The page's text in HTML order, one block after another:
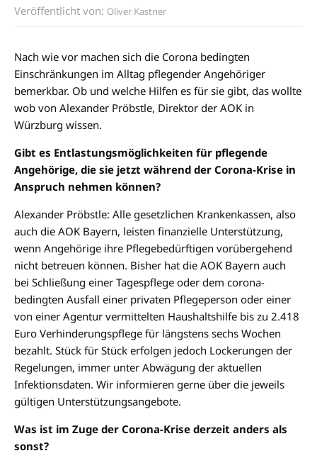
Veröffentlicht von: Oliver Kastner
Nach wie vor machen sich die Corona bedingten
Einschränkungen im Alltag pflegender Angehöriger
bemerkbar. Ob und welche Hilfen es für sie gibt, das wollte
wob von Alexander Pröbstle, Direktor der AOK in
Würzburg wissen.
Gibt es Entlastungsmöglichkeiten für pflegende
Angehörige, die sie jetzt während der Corona-Krise in
Anspruch nehmen können?
Alexander Pröbstle: Alle gesetzlichen Krankenkassen, also
auch die AOK Bayern, leisten finanzielle Unterstützung,
wenn Angehörige ihre Pflegebedürftigen vorübergehend
nicht betreuen können. Bisher hat die AOK Bayern auch
bei Schließung einer Tagespflege oder dem corona-
bedingten Ausfall einer privaten Pflegeperson oder einer
von einer Agentur vermittelten Haushaltshilfe bis zu 2.418
Euro Verhinderungspflege für längstens sechs Wochen
bezahlt. Stück für Stück erfolgen jedoch Lockerungen der
Regelungen, immer unter Abwägung der aktuellen
Infektionsdaten. Wir informieren gerne über die jeweils
gültigen Unterstützungsangebote.
Was ist im Zuge der Corona-Krise derzeit anders als
sonst?